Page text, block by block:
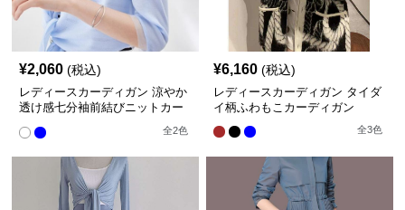
¥2,060 (税込)
レディースカーディガン 涼やか
透け感七分袖前結びニットカー
全2色
¥6,160 (税込)
レディースカーディガン タイダ
イ柄ふわもこカーディガン
全3色